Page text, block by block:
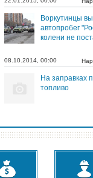
Воркутинцы
автопробег
колени не
08.10.2014, 00:00
На заправках
топливо